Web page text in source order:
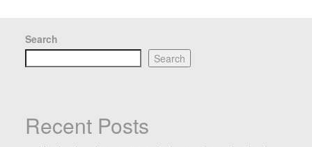
Search
Search
Recent Posts